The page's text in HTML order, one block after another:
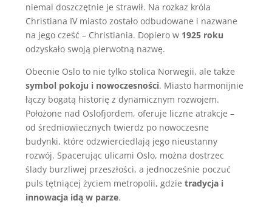
niemal doszczętnie je strawił. Na rozkaz króla
Christiana IV miasto zostało odbudowane i nazwane
na jego cześć – Christiania. Dopiero w 1925 roku
odzyskało swoją pierwotną nazwę.
Obecnie Oslo to nie tylko stolica Norwegii, ale także
symbol pokoju i nowoczesności. Miasto harmonijnie
łączy bogatą historię z dynamicznym rozwojem.
Położone nad Oslofjordem, oferuje liczne atrakcje –
od średniowiecznych twierdz po nowoczesne
budynki, które odzwierciedlają jego nieustanny
rozwój. Spacerując ulicami Oslo, można dostrzec
ślady burzliwej przeszłości, a jednocześnie poczuć
puls tętniącej życiem metropolii, gdzietradycja i
innowacja idą w parze.